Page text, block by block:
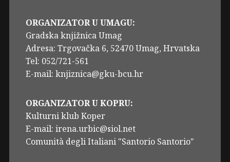
ORGANIZATOR U UMAGU:
Gradska knjižnica Umag
Adresa: Trgovačka 6, 52470 Umag, Hrvatska
Tel: 052/721-561
E-mail: knjiznica@gku-bcu.hr
ORGANIZATOR U KOPRU:
Kulturni klub Koper
E-mail: irena.urbic@siol.net
Comunità degli Italiani "Santorio Santorio"